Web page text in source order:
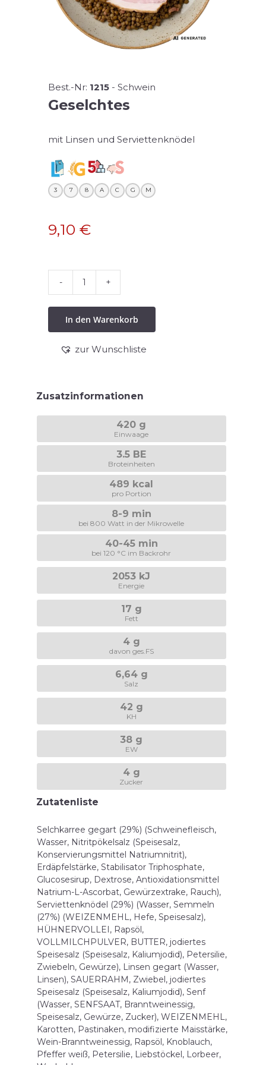
Best.-Nr: 1215 -Schwein
Geselchtes
mit Linsen und Serviettenknödel
3 7 8 A C G M
9,10€
Menge
In den Warenkorb
zur Wunschliste
Zusatzinformationen
420 g
Einwaage
3.5 BE
Broteinheiten
489 kcal
pro Portion
8-9 min
bei 800 Watt in der Mikrowelle
40-45 min
bei 120 °C im Backrohr
2053 kJ
Energie
17 g
Fett
4 g
davon ges.FS
6,64 g
Salz
42 g
KH
38 g
EW
4 g
Zucker
Zutatenliste
Selchkarree gegart (29%) (Schweinefleisch,
Wasser, Nitritpökelsalz (Speisesalz,
Konservierungsmittel Natriumnitrit),
Erdäpfelstärke, Stabilisator Triphosphate,
Glucosesirup, Dextrose, Antioxidationsmittel
Natrium-L-Ascorbat, Gewürzextrake, Rauch),
Serviettenknödel (29%) (Wasser, Semmeln
(27%) (WEIZENMEHL, Hefe, Speisesalz),
HÜHNERVOLLEI, Rapsöl,
VOLLMILCHPULVER, BUTTER, jodiertes
Speisesalz (Speisesalz, Kaliumjodid), Petersilie,
Zwiebeln, Gewürze), Linsen gegart (Wasser,
Linsen), SAUERRAHM, Zwiebel, jodiertes
Speisesalz (Speisesalz, Kaliumjodid), Senf
(Wasser, SENFSAAT, Branntweinessig,
Speisesalz, Gewürze, Zucker), WEIZENMEHL,
Karotten, Pastinaken, modifizierte Maisstärke,
Wein-Branntweinessig, Rapsöl, Knoblauch,
Pfeffer weiß, Petersilie, Liebstöckel, Lorbeer,